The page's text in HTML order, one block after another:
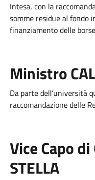
Intesa, con la
somme residue al fondo
finanziamento delle
Ministro
Da parte dell’università
raccomandazione delle
Vice Capo
STELLA